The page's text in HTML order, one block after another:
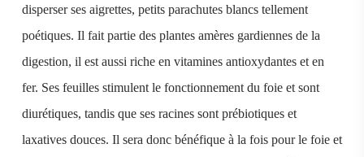
disperser ses aigrettes, petits parachutes blancs tellement
poétiques. Il fait partie des plantes amères gardiennes de la
digestion, il est aussi riche en vitamines antioxydantes et en
fer. Ses feuilles stimulent le fonctionnement du foie et sont
diurétiques, tandis que ses racines sont prébiotiques et
laxatives douces. Il sera donc bénéfique à la fois pour le foie et